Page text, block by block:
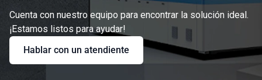
Cuenta con nuestro equipo para encontrar la solución ideal.
¡Estamos listos para ayudar!
Hablar con un atendiente